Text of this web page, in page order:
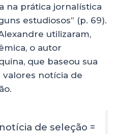
na prática jornalística
estudiosos” (p. 69).
utilizaram,
o autor
que baseou sua
valores notícia de
de seleção =